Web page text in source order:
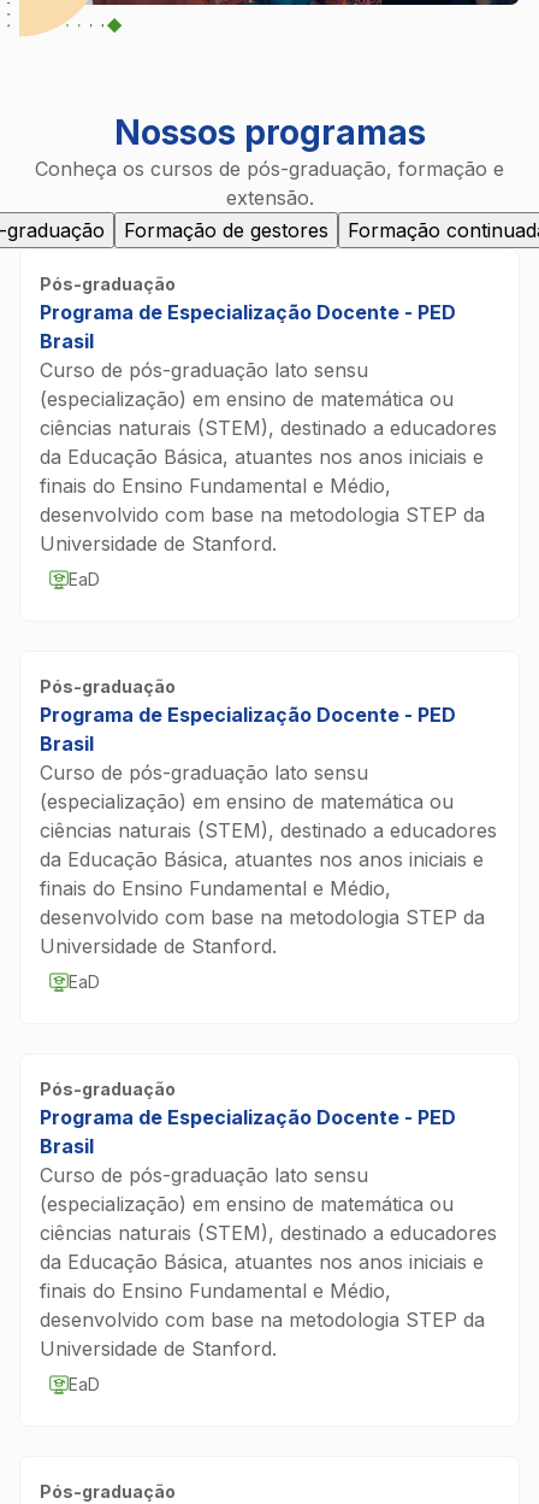
Nossos programas
Conheça os cursos de pós-graduação, formação e
extensão.
graduação
Formação de gestores Formação
Pós-graduação
Programa de Especialização Docente - PED
Brasil
Curso de pós-graduação lato sensu
(especialização) em ensino de matemática ou
ciências naturais (STEM), destinado a educadores
da Educação Básica, atuantes nos anos iniciais e
finais do Ensino Fundamental e Médio,
desenvolvido com base na metodologia STEP da
Universidade de Stanford.
EaD
Pós-graduação
Programa de Especialização Docente - PED
Brasil
Curso de pós-graduação lato sensu
(especialização) em ensino de matemática ou
ciências naturais (STEM), destinado a educadores
da Educação Básica, atuantes nos anos iniciais e
finais do Ensino Fundamental e Médio,
desenvolvido com base na metodologia STEP da
Universidade de Stanford.
EaD
Pós-graduação
Programa de Especialização Docente - PED
Brasil
Curso de pós-graduação lato sensu
(especialização) em ensino de matemática ou
ciências naturais (STEM), destinado a educadores
da Educação Básica, atuantes nos anos iniciais e
finais do Ensino Fundamental e Médio,
desenvolvido com base na metodologia STEP da
Universidade de Stanford.
EaD
Pós-graduação